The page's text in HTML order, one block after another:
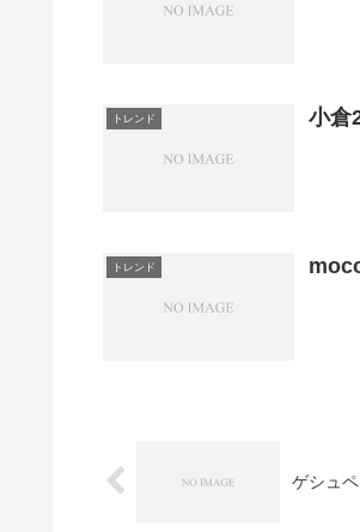
トレンド 小倉
トレンド
ゲシュ